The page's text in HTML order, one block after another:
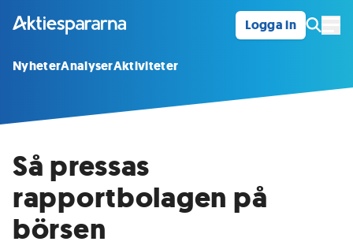
Logga in
NyheterAnalyserAktiviteter
Så pressas
rapportbolagen på
börsen